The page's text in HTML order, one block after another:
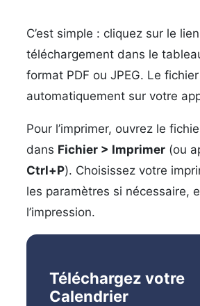
C’est simple : cliquez sur le
téléchargement dans le
format PDF ou JPEG. Le
automatiquement sur votre
Pour l’imprimer, ouvrez le
dans Fichier > Imprimer (ou
Ctrl+P). Choisissez votre
les paramètres si nécessaire,
l’impression.
Téléchargez votre
Calendrier